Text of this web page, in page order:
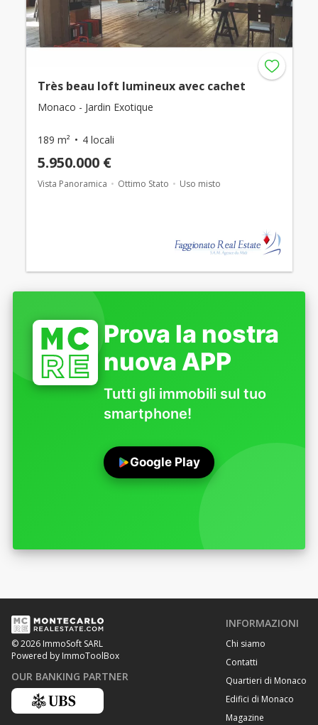
Très beau loft lumineux avec cachet
Monaco - Jardin Exotique
189 m² 4 locali
5.950.000 €
Vista Panoramica Ottimo Stato Uso misto
Prova la nostra
nuova APP
Tutti gli immobili sul tuo
smartphone!
Google Play
© 2026 ImmoSoft SARL
Powered by ImmoToolBox
OUR BANKING PARTNER
INFORMAZIONI
Chi siamo
Contatti
Quartieri di Monaco
Edifici di Monaco
Magazine